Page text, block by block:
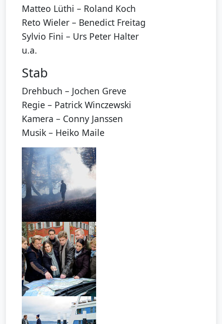
Matteo Lüthi – Roland Koch
Reto Wieler – Benedict Freitag
Sylvio Fini – Urs Peter Halter
u.a.
Stab
Drehbuch – Jochen Greve
Regie – Patrick Winczewski
Kamera – Conny Janssen
Musik – Heiko Maile